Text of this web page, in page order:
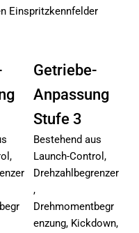
Einspritzkennfelder
Getriebe-
Anpassung
Stufe 3
Bestehend aus
Launch-Control,
Drehzahlbegrenzer
,
Drehmomentbegr
enzung, Kickdown,